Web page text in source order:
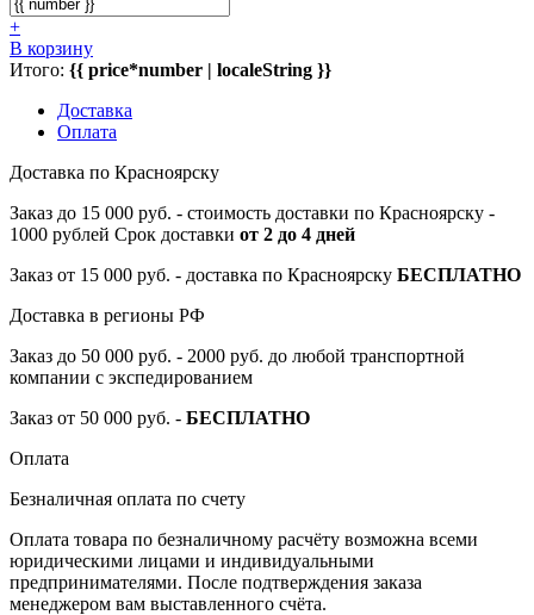
+
В корзину
Итого: {{ price*number | localeString }}
Доставка
Оплата
Доставка по Красноярску
Заказ до 15 000 руб. - стоимость доставки по Красноярску -
1000 рублей Срок доставки от 2 до 4 дней
Заказ от 15 000 руб. - доставка по Красноярску БЕСПЛАТНО
Доставка в регионы РФ
Заказ до 50 000 руб. - 2000 руб. до любой транспортной
компании с экспедированием
Заказ от 50 000 руб. - БЕСПЛАТНО
Оплата
Безналичная оплата по счету
Оплата товара по безналичному расчёту возможна всеми
юридическими лицами и индивидуальными
предпринимателями. После подтверждения заказа
менеджером вам выставленного счёта.